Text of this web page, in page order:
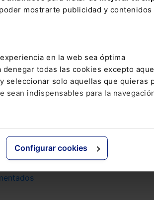
mostrarte publicidad y
en la web sea óptima
denegar todas las cookies excepto
seleccionar solo aquellas que quieras
sean indispensables para la
Configurar cookies
Email
Grupo
Espacio Asesoría
Espacio Pymes